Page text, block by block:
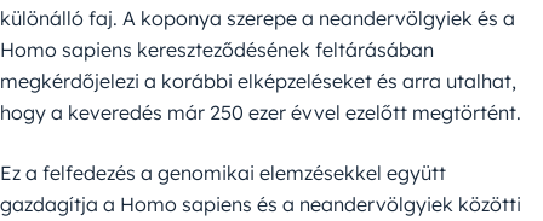
különálló faj. A koponya szerepe a neandervölgyiek és a
Homo sapiens kereszteződésének feltárásában
megkérdőjelezi a korábbi elképzeléseket és arra utalhat,
hogy a keveredés már 250 ezer évvel ezelőtt megtörtént.
Ez a felfedezés a genomikai elemzésekkel együtt
gazdagítja a Homo sapiens és a neandervölgyiek közötti